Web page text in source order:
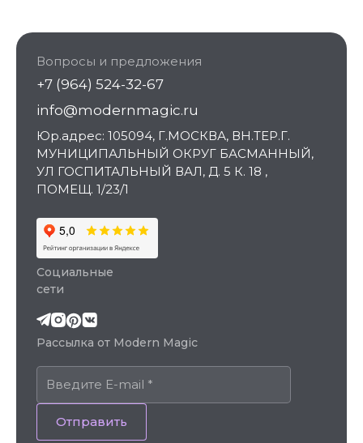
Вопросы и предложения
+7 (964) 524-32-67
info@modernmagic.ru
Юр.адрес: 105094, Г.МОСКВА, ВН.ТЕР.Г.
МУНИЦИПАЛЬНЫЙ ОКРУГ БАСМАННЫЙ,
УЛ ГОСПИТАЛЬНЫЙ ВАЛ, Д. 5 К. 18 ,
ПОМЕЩ. 1/23/1
Социальные
сети
Рассылка от Modern Magic
Отправить